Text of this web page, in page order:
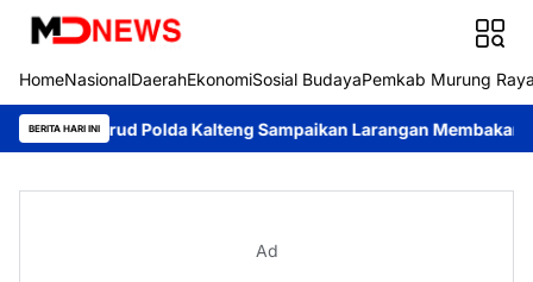
HomeNasionalDaerahEkonomiSosial BudayaPemkab Murung
BERITA HARI INI
Polda Kalteng Sampaikan Larangan Membakar Hutan dan
Ad